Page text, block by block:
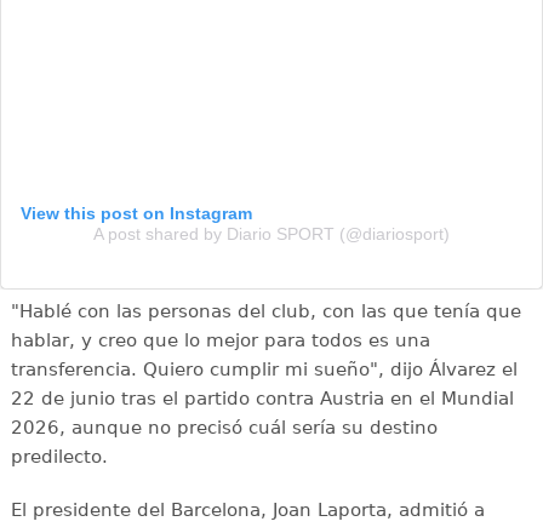
View this post on Instagram
A post shared by Diario SPORT (@diariosport)
"Hablé con las personas del club, con las que tenía que
hablar, y creo que lo mejor para todos es una
transferencia. Quiero cumplir mi sueño", dijo Álvarez el
22 de junio tras el partido contra Austria en el Mundial
2026, aunque no precisó cuál sería su destino
predilecto.
El presidente del Barcelona, Joan Laporta, admitió a